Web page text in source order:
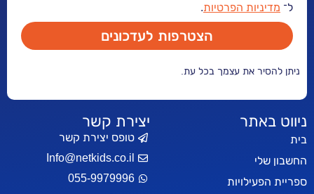
הפרטיות.
הצטרפות לעדכונים
את עצמך בכל עת.
יצירת קשר
טופס יצירת קשר
Info@netkids.co.il
055-9979996